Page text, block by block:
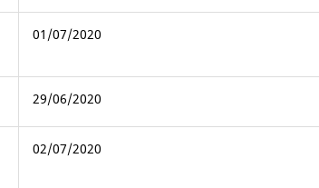
01/07/2020
29/06/2020
02/07/2020